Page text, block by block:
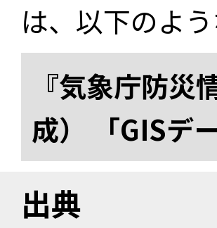
は、以下のよ
『気象庁防
成） 「GISデ
出典